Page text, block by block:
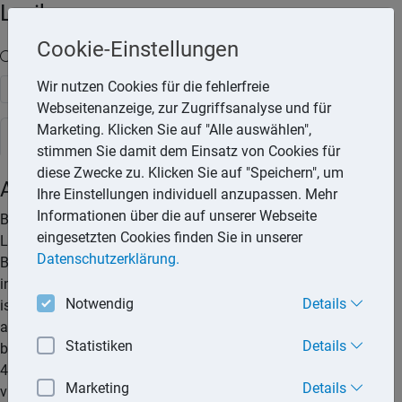
Lexika
Volltext-Suche in den Lexika
Suchen
Steuerlexikon
Abführung der Lohnsteuer
Bis zum 10. des Folgemonats ist durch den Arbeitgeber die
Lohnsteuer des laufenden Monats an das
Betriebsstättenfinanzamt abzuführen. Wurde im Vorjahr
insgesamt eine Lohnsteuer von maximal 1.000,– € abgeführt,
ist im folgenden Jahr eine einmalige Lohnsteueranmeldung
ausreichend. Die einmalige Lohnsteueranmeldung ist dann
bis zum 10.1. einzureichen. War im Vorjahr nicht mehr als
4000 € Lohnsteuer abzuführen, genügt im Folgejahr eine
vierteljährliche Lohnsteueranmeldung. Die Abgabefrist für die
Cookie-Einstellungen
Wir nutzen Cookies für die fehlerfreie
Webseitenanzeige, zur Zugriffsanalyse und für
Marketing. Klicken Sie auf "Alle auswählen",
stimmen Sie damit dem Einsatz von Cookies für
diese Zwecke zu. Klicken Sie auf "Speichern", um
Ihre Einstellungen individuell anzupassen. Mehr
Informationen über die auf unserer Webseite
eingesetzten Cookies finden Sie in unserer
Datenschutzerklärung.
Notwendig Details
Statistiken Details
Marketing Details